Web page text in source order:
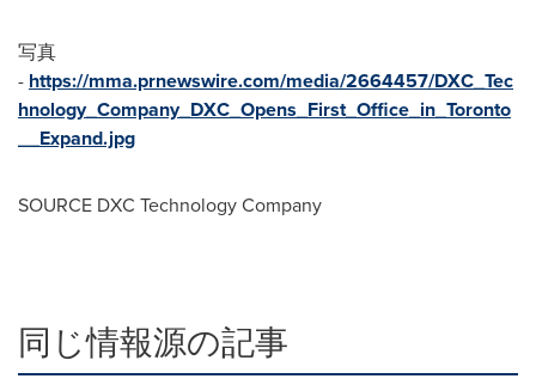
写真
- https://mma.prnewswire.com/media/2664457/DXC_Tec
hnology_Company_DXC_Opens_First_Office_in_Toronto
__Expand.jpg
SOURCE DXC Technology Company
同じ情報源の記事